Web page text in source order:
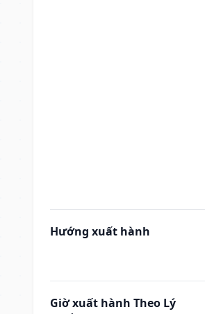
Hướng xuất hành
Giờ xuất hành Theo Lý